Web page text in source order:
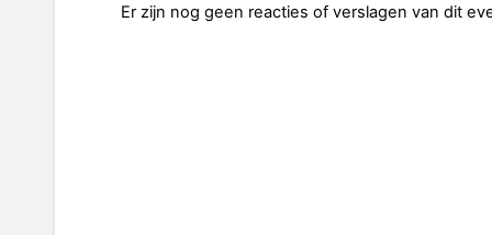
Er zijn nog geen reacties of verslagen van dit